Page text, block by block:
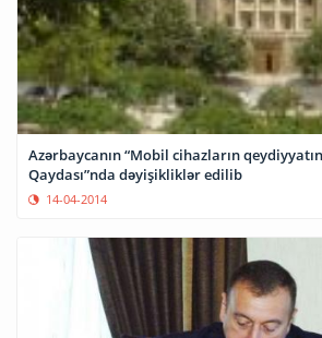
Azərbaycanın “Mobil cihazların
Qaydası”nda dəyişikliklər edilib
14-04-2014